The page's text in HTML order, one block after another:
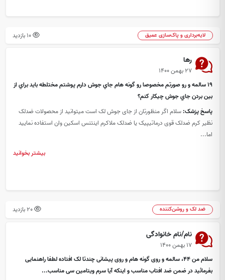
لایه‌برداری و پاک‌سازی عمیق 10 بازدید
رها
۲۷ بهمن ۱۴۰۰
١٩ سالمه و رو صورتم مخصوصا رو گونه هام جاي جوش دارم پوشتم مختلطه بايد براي از
بين بردن جاي جوش چيكار كنم؟
پاسخ پزشک: سلام اگر منظورتان از جای جوش لک است میتوانید از محصولات ضدلک
نظیر کرم ضدلک قوی درماتیپیک یا ضدلک ملاکرم اینتنس اسکین وان استفاده نمایید
اما...
بیشتر بخوانید
ضد لک و روشن‌کننده 20 بازدید
نام/نام خانوادگی
۱۷ بهمن ۱۴۰۰
سلام من 44، سالمه و روی گونه هام و روی پیشانی چندتا لک افتاده لطفا راهنمایی
بفرمائید در ضمن ضد افتاب مناسب و اینکه آیا سرم ویتامین سی مناسب...